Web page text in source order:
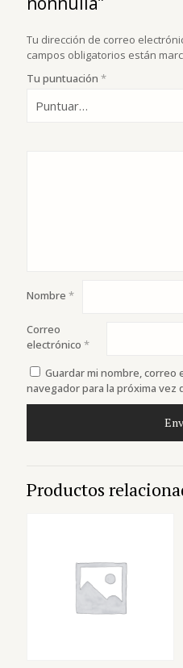
Tu dirección de correo
campos obligatorios están
Tu puntuación *
Nombre *
Correo
electrónico *
Guardar mi nombre,
navegador para la próxima vez
Productos